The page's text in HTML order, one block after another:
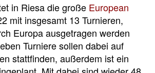
in Riesa die große European
mit insgesamt 13 Turnieren,
Europa ausgetragen werden
Turniere sollen dabei auf
stattfinden, außerdem ist ein